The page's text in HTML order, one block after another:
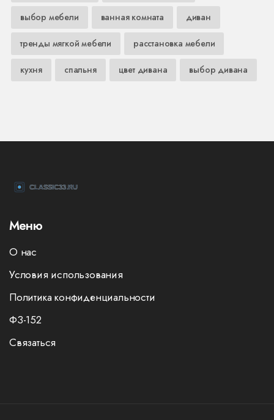
выбор мебели ванная комната диван
тренды мягкой мебели расстановка мебели
кухня спальня цвет дивана выбор дивана
Меню
О нас
Условия использования
Политика конфиденциальности
ФЗ-152
Связаться